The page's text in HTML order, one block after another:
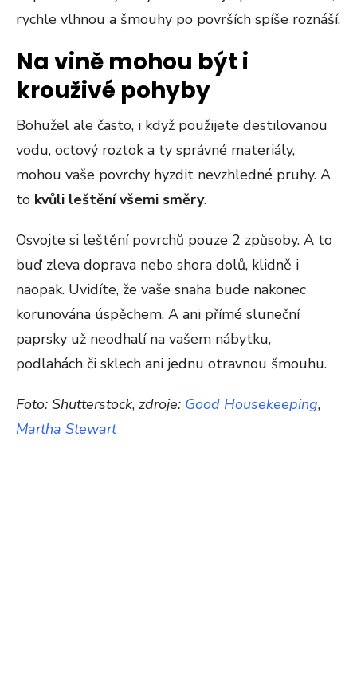
rychle vlhnou a šmouhy po površích spíše roznáší.
Na vině mohou být i
krouživé pohyby
Bohužel ale často, i když použijete destilovanou
vodu, octový roztok a ty správné materiály,
mohou vaše povrchy hyzdit nevzhledné pruhy. A
to kvůli leštění všemi směry.
Osvojte si leštění povrchů pouze 2 způsoby. A to
buď zleva doprava nebo shora dolů, klidně i
naopak. Uvidíte, že vaše snaha bude nakonec
korunována úspěchem. A ani přímé sluneční
paprsky už neodhalí na vašem nábytku,
podlahách či sklech ani jednu otravnou šmouhu.
Foto: Shutterstock, zdroje: Good Housekeeping,
Martha Stewart